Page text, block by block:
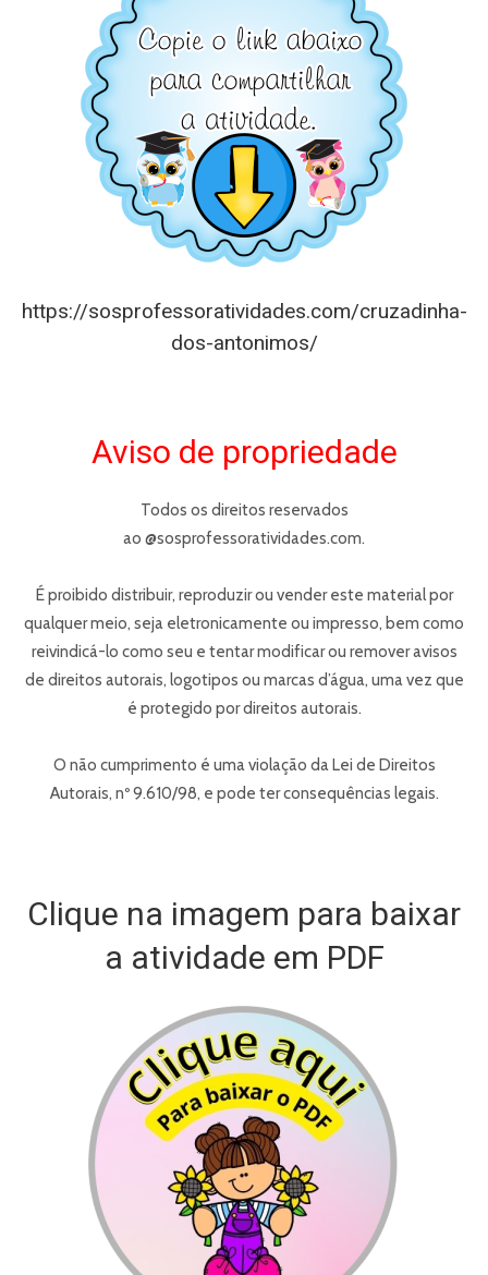
https://sosprofessoratividades.com/cruzadinha-
dos-antonimos/
Aviso de propriedade
Todos os direitos reservados
ao @sosprofessoratividades.com.
É proibido distribuir, reproduzir ou vender este material por
qualquer meio, seja eletronicamente ou impresso, bem como
reivindicá-lo como seu e tentar modificar ou remover avisos
de direitos autorais, logotipos ou marcas d’água, uma vez que
é protegido por direitos autorais.
O não cumprimento é uma violação da Lei de Direitos
Autorais, nº 9.610/98, e pode ter consequências legais.
Clique na imagem para baixar
a atividade em PDF